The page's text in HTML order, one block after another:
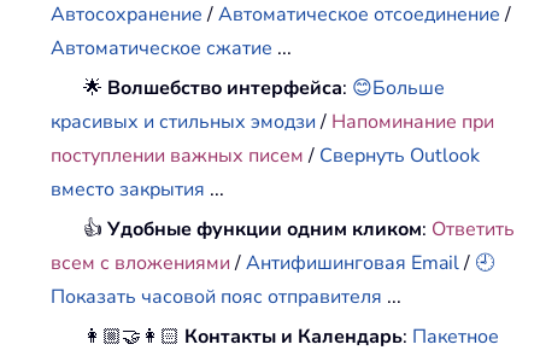
Автосохранение/Автоматическое отсоединение/
Автоматическое сжатие ...
🌟 Волшебство интерфейса: 😊Больше
красивых и стильных эмодзи/ Напоминание при
поступлении важных писем/ Свернуть Outlook
вместо закрытия ...
👍Удобные функции одним кликом: Ответить
всем с вложениями /Антифишинговая Email/ 🕘
Показать часовой пояс отправителя ...
👩🏼‍🤝‍👩🏻 Контакты и Календарь: Пакетное